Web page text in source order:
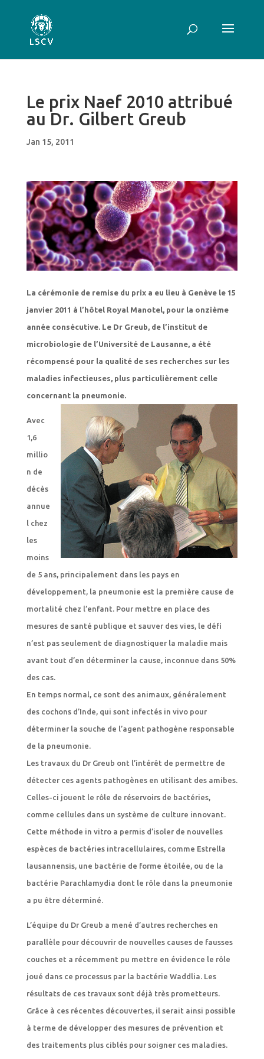
Le prix Naef 2010 attribué
au Dr. Gilbert Greub
Jan 15, 2011
La cérémonie de remise du prix a eu lieu à Genève le 15
janvier 2011 à l’hôtel Royal Manotel, pour la onzième
année consécutive. Le Dr Greub, de l’institut de
microbiologie de l’Université de Lausanne, a été
récompensé pour la qualité de ses recherches sur les
maladies infectieuses, plus particulièrement celle
concernant la pneumonie.
Avec
1,6
millio
n de
décès
annue
l chez
les
moins
de 5 ans, principalement dans les pays en
développement, la pneumonie est la première cause de
mortalité chez l’enfant. Pour mettre en place des
mesures de santé publique et sauver des vies, le défi
n’est pas seulement de diagnostiquer la maladie mais
avant tout d’en déterminer la cause, inconnue dans 50%
des cas.
En temps normal, ce sont des animaux, généralement
des cochons d’Inde, qui sont infectés in vivo pour
déterminer la souche de l’agent pathogène responsable
de la pneumonie.
Les travaux du Dr Greub ont l’intérêt de permettre de
détecter ces agents pathogènes en utilisant des amibes.
Celles-ci jouent le rôle de réservoirs de bactéries,
comme cellules dans un système de culture innovant.
Cette méthode in vitro a permis d’isoler de nouvelles
espèces de bactéries intracellulaires, comme Estrella
lausannensis, une bactérie de forme étoilée, ou de la
bactérie Parachlamydia dont le rôle dans la pneumonie
a pu être déterminé.
L’équipe du Dr Greub a mené d’autres recherches en
parallèle pour découvrir de nouvelles causes de fausses
couches et a récemment pu mettre en évidence le rôle
joué dans ce processus par la bactérie Waddlia. Les
résultats de ces travaux sont déjà très prometteurs.
Grâce à ces récentes découvertes, il serait ainsi possible
à terme de développer des mesures de prévention et
des traitements plus ciblés pour soigner ces maladies.